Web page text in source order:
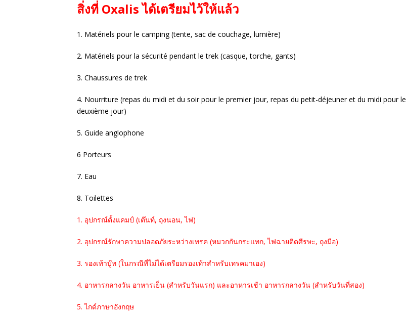
สิ่งที่ Oxalis ได้เตรียมไว้ให้แล้ว
1. Matériels pour le camping (tente, sac de couchage, lumière)
2. Matériels pour la sécurité pendant le trek (casque, torche, gants)
3. Chaussures de trek
4. Nourriture (repas du midi et du soir pour le premier jour, repas du petit-déjeuner et du midi pour le
deuxième jour)
5. Guide anglophone
6 Porteurs
7. Eau
8. Toilettes
1. อุปกรณ์ตั้งแคมป์ (เต๊นท์, ถุงนอน, ไฟ)
2. อุปกรณ์รักษาความปลอดภัยระหว่างเทรค (หมวกกันกระแทก, ไฟฉายติดศีรษะ, ถุงมือ)
3. รองเท้าบู๊ท (ในกรณีที่ไม่ได้เตรียมรองเท้าสำหรับเทรคมาเอง)
4. อาหารกลางวัน อาหารเย็น (สำหรับวันแรก) และอาหารเช้า อาหารกลางวัน (สำหรับวันที่สอง)
5. ไกด์ภาษาอังกฤษ